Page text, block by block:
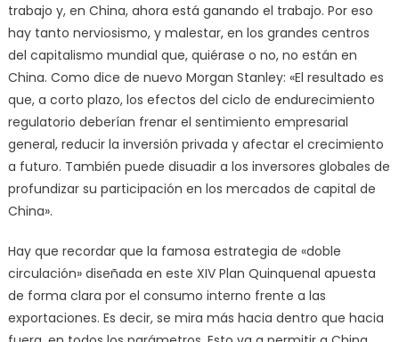
trabajo y, en China, ahora está ganando el trabajo. Por eso
hay tanto nerviosismo, y malestar, en los grandes centros
del capitalismo mundial que, quiérase o no, no están en
China. Como dice de nuevo Morgan Stanley: «El resultado es
que, a corto plazo, los efectos del ciclo de endurecimiento
regulatorio deberían frenar el sentimiento empresarial
general, reducir la inversión privada y afectar el crecimiento
a futuro. También puede disuadir a los inversores globales de
profundizar su participación en los mercados de capital de
China».
Hay que recordar que la famosa estrategia de «doble
circulación» diseñada en este XIV Plan Quinquenal apuesta
de forma clara por el consumo interno frente a las
exportaciones. Es decir, se mira más hacia dentro que hacia